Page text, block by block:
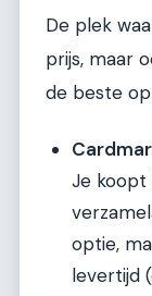
De plek
prijs, maar
de beste
Je koopt
optie,
levertijd